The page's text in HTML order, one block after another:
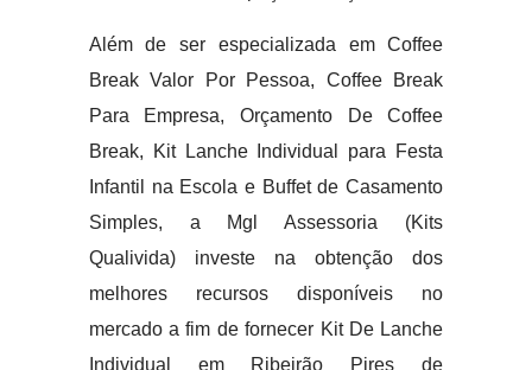
Além de ser especializada em Coffee
Break Valor Por Pessoa, Coffee Break
Para Empresa, Orçamento De Coffee
Break, Kit Lanche Individual para Festa
Infantil na Escola e Buffet de Casamento
Simples, a Mgl Assessoria (Kits
Qualivida) investe na obtenção dos
melhores recursos disponíveis no
mercado a fim de fornecer Kit De Lanche
Individual em Ribeirão Pires de